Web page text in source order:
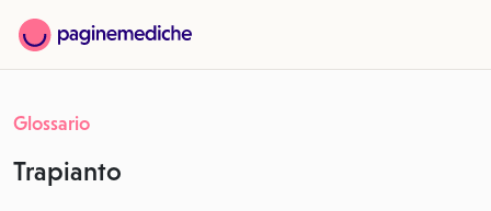
Glossario
Trapianto